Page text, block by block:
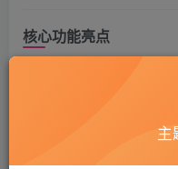
核心功能亮点
主